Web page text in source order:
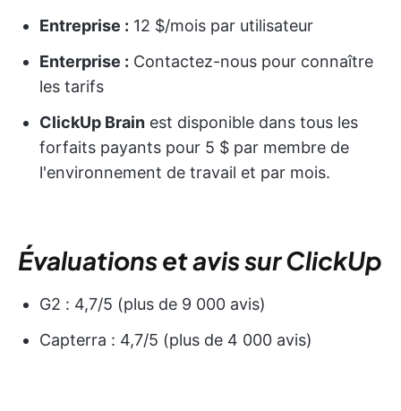
Entreprise : 12 $/mois par utilisateur
Enterprise : Contactez-nous pour connaître
les tarifs
ClickUp Brain est disponible dans tous les
forfaits payants pour 5 $ par membre de
l'environnement de travail et par mois.
Évaluations et avis sur ClickUp
G2 : 4,7/5 (plus de 9 000 avis)
Capterra : 4,7/5 (plus de 4 000 avis)